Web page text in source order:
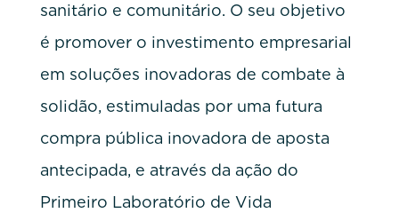
sanitário e comunitário. O seu objetivo
é promover o investimento empresarial
em soluções inovadoras de combate à
solidão, estimuladas por uma futura
compra pública inovadora de aposta
antecipada, e através da ação do
Primeiro Laboratório de Vida